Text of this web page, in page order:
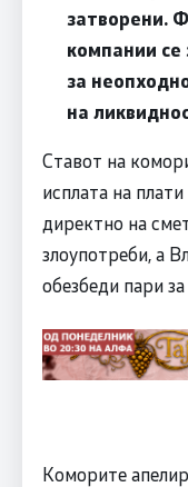
затворени.
компании се
за
на
Ставот на
исплата на
директно на
злоупотреби, а
обезбеди пари
Коморите